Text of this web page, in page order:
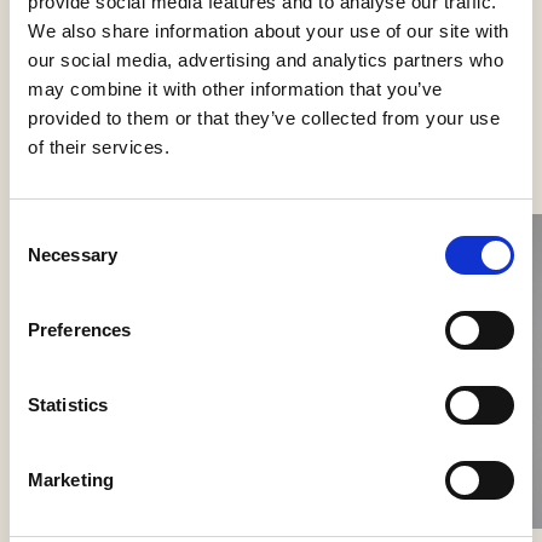
We also share information about your use of our site with
our social media, advertising and analytics partners who
may combine it with other information that you’ve
provided to them or that they’ve collected from your use
of their services.
Selection
Necessary
Preferences
Statistics
Marketing
Se flere produkter
Giopato & Coombes